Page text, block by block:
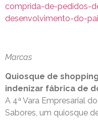
comprida-de-pedidos-
desenvolvimento-do-
Marcas
Quiosque de
indenizar fábrica de
A 4ª Vara Empresarial
Sabores, um quiosque